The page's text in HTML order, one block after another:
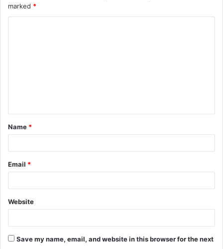
marked *
t
*
Name *
Email *
Website
Save my name, email, and website in this browser for the next